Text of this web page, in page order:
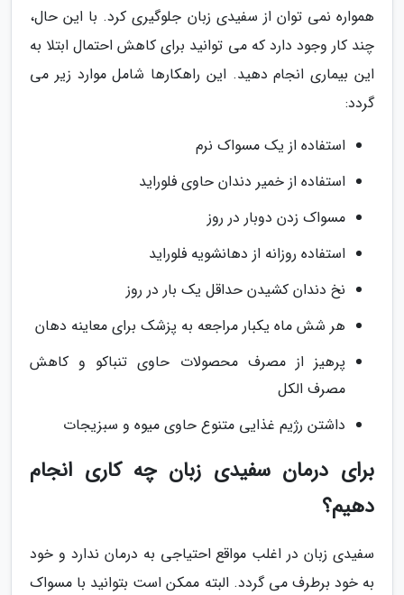
همواره نمی توان از سفیدی زبان جلوگیری کرد. با این حال،
چند کار وجود دارد که می توانید برای کاهش احتمال ابتلا به
این بیماری انجام دهید. این راهکارها شامل موارد زیر می
گردد:
استفاده از یک مسواک نرم
استفاده از خمیر دندان حاوی فلوراید
مسواک زدن دوبار در روز
استفاده روزانه از دهانشویه فلوراید
نخ دندان کشیدن حداقل یک بار در روز
هر شش ماه یکبار مراجعه به پزشک برای معاینه دهان
پرهیز از مصرف محصولات حاوی تنباکو و کاهش
مصرف الکل
داشتن رژیم غذایی متنوع حاوی میوه و سبزیجات
برای درمان سفیدی زبان چه کاری انجام
دهیم؟
سفیدی زبان در اغلب مواقع احتیاجی به درمان ندارد و خود
به خود برطرف می گردد. البته ممکن است بتوانید با مسواک